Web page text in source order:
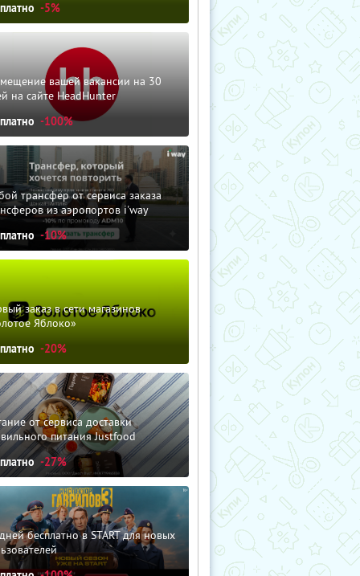
-5%
вашей вакансии на 30
на сайте HeadHunter
-100%
трансфер от сервиса заказа
из аэропортов i'way
-10%
заказ в сети магазинов
Яблоко»
-20%
от сервиса доставки
питания Justfood
-27%
бесплатно в START для новых